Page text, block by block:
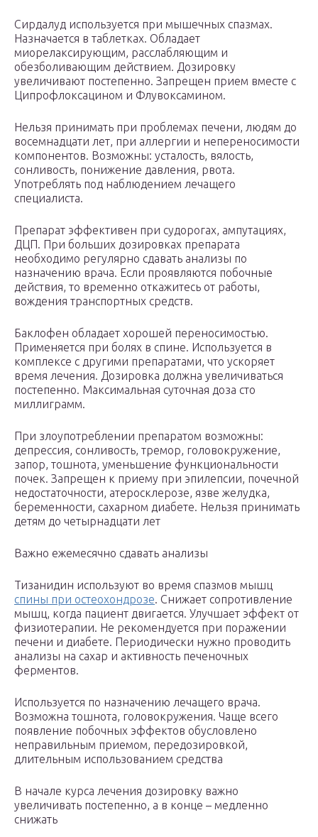
Сирдалуд используется при мышечных спазмах.
Назначается в таблетках. Обладает
миорелаксирующим, расслабляющим и
обезболивающим действием. Дозировку
увеличивают постепенно. Запрещен прием вместе с
Ципрофлоксацином и Флувоксамином.
Нельзя принимать при проблемах печени, людям до
восемнадцати лет, при аллергии и непереносимости
компонентов. Возможны: усталость, вялость,
сонливость, понижение давления, рвота.
Употреблять под наблюдением лечащего
специалиста.
Препарат эффективен при судорогах, ампутациях,
ДЦП. При больших дозировках препарата
необходимо регулярно сдавать анализы по
назначению врача. Если проявляются побочные
действия, то временно откажитесь от работы,
вождения транспортных средств.
Баклофен обладает хорошей переносимостью.
Применяется при болях в спине. Используется в
комплексе с другими препаратами, что ускоряет
время лечения. Дозировка должна увеличиваться
постепенно. Максимальная суточная доза сто
миллиграмм.
При злоупотреблении препаратом возможны:
депрессия, сонливость, тремор, головокружение,
запор, тошнота, уменьшение функциональности
почек. Запрещен к приему при эпилепсии, почечной
недостаточности, атеросклерозе, язве желудка,
беременности, сахарном диабете. Нельзя принимать
детям до четырнадцати лет
Важно ежемесячно сдавать анализы
Тизанидин используют во время спазмов мышц
спины при остеохондрозе. Снижает сопротивление
мышц, когда пациент двигается. Улучшает эффект от
физиотерапии. Не рекомендуется при поражении
печени и диабете. Периодически нужно проводить
анализы на сахар и активность печеночных
ферментов.
Используется по назначению лечащего врача.
Возможна тошнота, головокружения. Чаще всего
появление побочных эффектов обусловлено
неправильным приемом, передозировкой,
длительным использованием средства
В начале курса лечения дозировку важно
увеличивать постепенно, а в конце – медленно
снижать